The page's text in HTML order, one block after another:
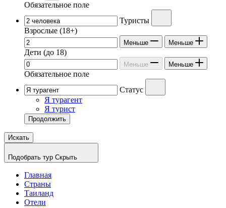
Обязательное поле
Туристы
Взрослые (18+)
Меньше Меньше
Дети (до 18)
Меньше Меньше
Обязательное поле
Статус
Я турагент
Я турист
Продолжить
Искать
Подобрать тур Скрыть
Главная
Страны
Таиланд
Отели